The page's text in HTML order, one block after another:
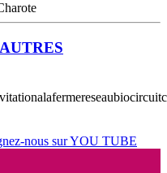
reseaubio
nous sur YOU TUBE